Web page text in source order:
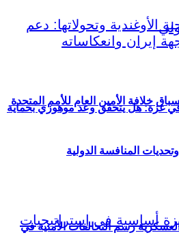
خلافة الأمين العام للأمم المتحدة
المنافسة الدولية
في غزة: هل يتحقق وعد موهوزي بحماية
رسم التحالفات الأمنية في